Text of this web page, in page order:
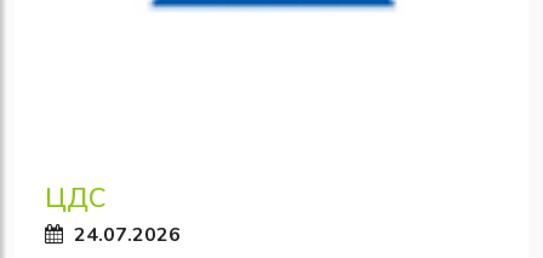
ЦДС
24.07.2026